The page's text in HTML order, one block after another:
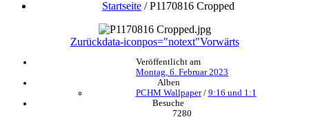
Startseite /P1170816 Cropped
Zurückdata-iconpos="notext"Vorwärts
Veröffentlicht am
Montag, 6. Februar 2023
Alben
PCHM Wallpaper/ 9:16 und 1:1
Besuche
7280